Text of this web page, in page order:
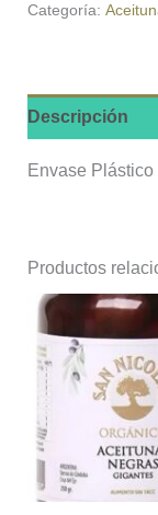
Categoría:
Descripción
Envase Plástico
Productos